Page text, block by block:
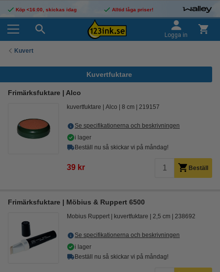
Köp <16:00, skickas idag Alltid låga priser!
Logga in
Kuvert
Kuvertfuktare
Frimärksfuktare | Alco
kuvertfuktare Alco 8 cm 219157
Se specifikationerna och beskrivningen
i lager
Beställ nu så skickar vi på måndag!
39 kr Beställ
Frimärksfuktare | Möbius & Ruppert 6500
Mobius Ruppert kuvertfuktare 2,5 cm 238692
Se specifikationerna och beskrivningen
i lager
Beställ nu så skickar vi på måndag!